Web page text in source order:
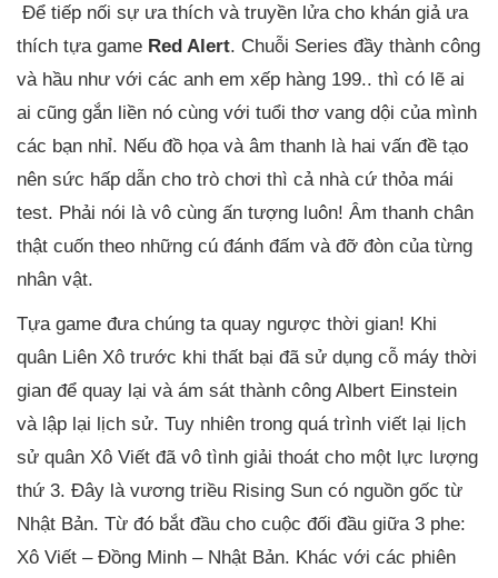
Để tiếp nối sự ưa thích và truyền lửa cho khán giả ưa
thích tựa game Red Alert. Chuỗi Series đầy thành công
và hầu như với các anh em xếp hàng 199.. thì có lẽ ai
ai cũng gắn liền nó cùng với tuổi thơ vang dội của mình
các bạn nhỉ. Nếu đồ họa và âm thanh là hai vấn đề tạo
nên sức hấp dẫn cho trò chơi thì cả nhà cứ thỏa mái
test. Phải nói là vô cùng ấn tượng luôn! Âm thanh chân
thật cuốn theo những cú đánh đấm và đỡ đòn của từng
nhân vật.
Tựa game đưa chúng ta quay ngược thời gian! Khi
quân Liên Xô trước khi thất bại đã sử dụng cỗ máy thời
gian để quay lại và ám sát thành công Albert Einstein
và lập lại lịch sử. Tuy nhiên trong quá trình viết lại lịch
sử quân Xô Viết đã vô tình giải thoát cho một lực lượng
thứ 3. Đây là vương triều Rising Sun có nguồn gốc từ
Nhật Bản. Từ đó bắt đầu cho cuộc đối đầu giữa 3 phe:
Xô Viết – Đồng Minh – Nhật Bản. Khác với các phiên